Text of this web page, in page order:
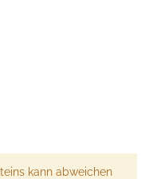
kann abweichen